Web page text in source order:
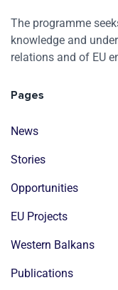
The programme
knowledge and
relations and of EU
Pages
News
Stories
Opportunities
EU Projects
Western Balkans
Publications